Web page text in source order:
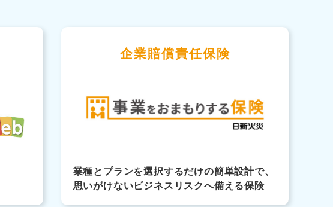
企業賠償責任保険
業種とプランを選択するだけの簡単設計で、
思いがけないビジネスリスクへ備える保険